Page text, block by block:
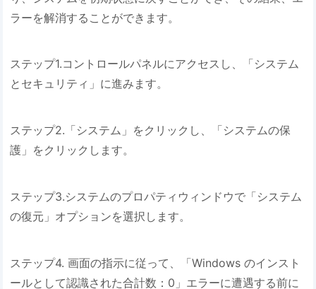
ラーを解消することができます。
ステップ1.コントロールパネルにアクセスし、「システム
とセキュリティ」に進みます。
ステップ2.「システム」をクリックし、「システムの保
護」をクリックします。
ステップ3.システムのプロパティウィンドウで「システム
の復元」オプションを選択します。
ステップ4. 画面の指示に従って、「Windows のインスト
ールとして認識された合計数：0」エラーに遭遇する前に